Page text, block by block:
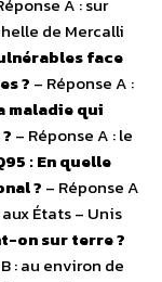
A : sur
de Mercalli
face
? – Réponse A :
maladie qui
– Réponse A : le
: En quelle
? – Réponse A
aux États – Unis
on sur terre ?
: au environ de